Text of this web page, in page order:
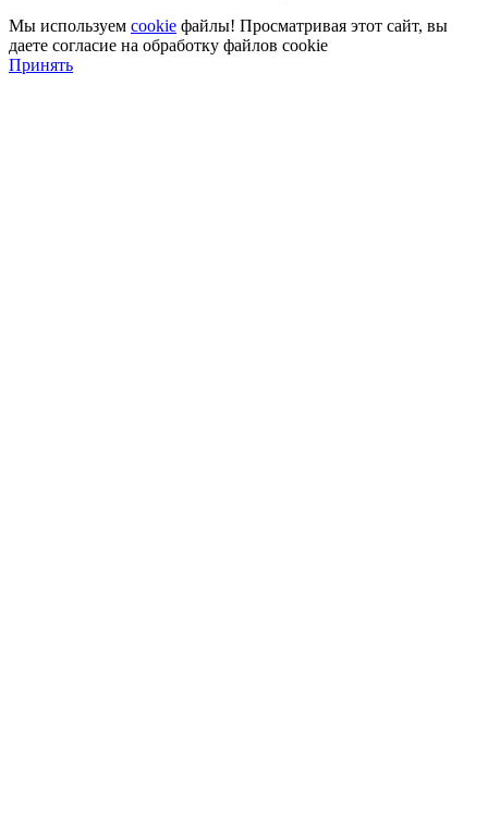
Мы используем cookie файлы! Просматривая этот сайт, вы
даете согласие на обработку файлов cookie
Принять